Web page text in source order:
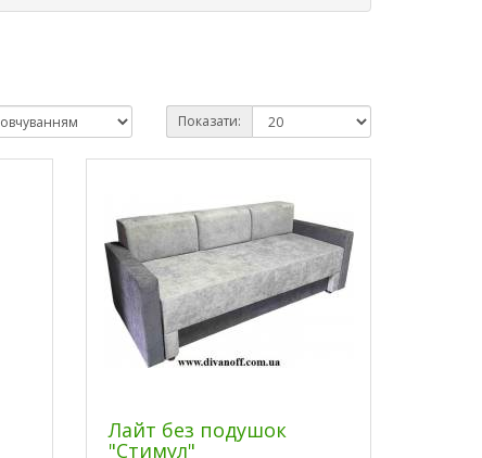
Показати:
Лайт без подушок
"Стимул"